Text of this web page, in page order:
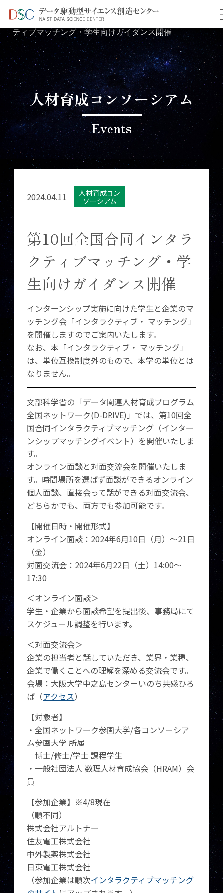
TOP ＞ イベント情報
＞ 第10回全国合同インタラク
ティブマッチング・学生向けガイダンス開催
人材育成コンソーシアム
Events
2024.04.11
人材育成コン
ソーシアム
第10回全国合同インタラ
クティブマッチング・学
生向けガイダンス開催
インターンシップ実施に向けた学生と企業のマ
ッチング会「インタラクティブ・ マッチング」
を開催しますのでご案内いたします。
なお、本「インタラクティブ・ マッチング」
は、単位互換制度外のもので、本学の単位とは
なりません。
文部科学省の「データ関連人材育成プログラム
全国ネットワーク(D-DRIVE)」では、第10回全
国合同インタラクティブマッチング（インター
ンシップマッチングイベント）を開催いたしま
す。
オンライン面談と対面交流会を開催いたしま
す。時間場所を選ばず面談ができるオンライン
個人面談、直接会って話ができる対面交流会、
どちらかでも、両方でも参加可能です。
【開催⽇時・開催形式】
オンライン面談：2024年6月10日（月）～21日
（金）
対面交流会：2024年6月22日（土）14:00～
17:30
＜オンライン面談＞
学生・企業から面談希望を提出後、事務局にて
スケジュール調整を行います。
＜対面交流会＞
企業の担当者と話していただき、業界・業種、
企業で働くことへの理解を深める交流会です。
会場：大阪大学中之島センターいのち共感ひろ
ば（アクセス）
【対象者】
・全国ネットワーク参画大学/各コンソーシア
ム参画大学 所属
博士/修士/学士 課程学生
・一般社団法人 数理人材育成協会（HRAM）会
員
【参加企業】※4/8現在
（順不同）
株式会社アルトナー
住友電工株式会社
中外製薬株式会社
日東電工株式会社
（参加企業は順次インタラクティブマッチング